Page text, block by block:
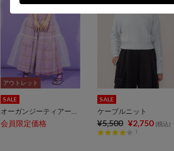
アウトレット
アウトレット
SALE
オーガンジーティアードスカート
会員限定価格
SALE
ケーブルニット
¥5,500 ¥2,750 (税込)
1